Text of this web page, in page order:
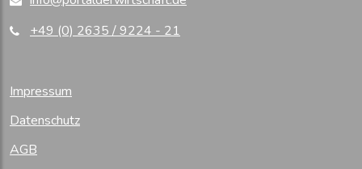
+49 (0) 2635 / 9224 - 21
Impressum
Datenschutz
AGB